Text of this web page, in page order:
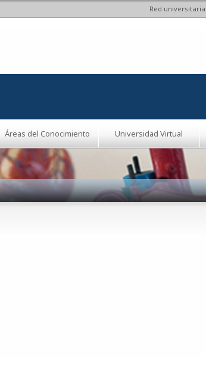
Red universitaria
Áreas del Conocimiento Universidad Virtual